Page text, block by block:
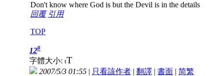
Don't know where God is but the Devil is in the details
回覆 引用
TOP
12#
字體大小: tT
2007/5/3 01:55 | 只看該作者 | 翻譯 | 書面 | 简繁